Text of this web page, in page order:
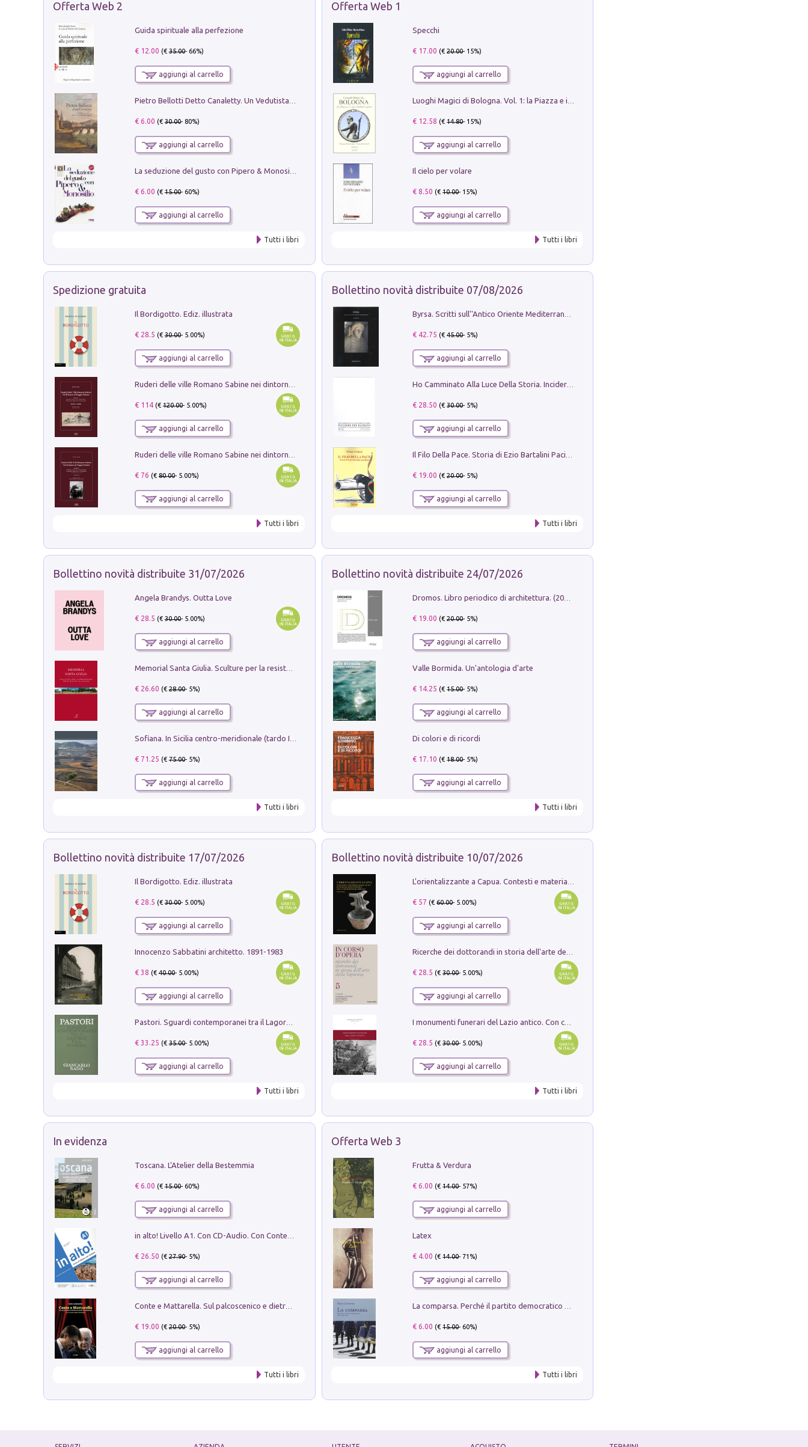
Offerta Web 2
Guida spirituale alla perfezione
€ 12.00 (€35.00- 66%)
aggiungi al carrello
€ 6.00 (€30.00- 80%)
aggiungi al carrello
€ 6.00 (€15.00- 60%)
aggiungi al carrello
Tutti i libri
Offerta Web 1
Specchi
€ 17.00 (€20.00- 15%)
aggiungi al carrello
€ 12.58 (€14.80- 15%)
aggiungi al carrello
Il cielo per volare
€ 8.50 (€10.00- 15%)
aggiungi al carrello
Tutti i libri
Spedizione gratuita
Il Bordigotto. Ediz. illustrata
€ 28.5 (€30.00- 5.00%)
aggiungi al carrello
€ 114(€120.00- 5.00%)
aggiungi al carrello
€ 76 (€80.00- 5.00%)
aggiungi al carrello
Tutti i libri
Bollettino novità distribuite 07/08/2026
€ 42.75 (€45.00- 5%)
aggiungi al carrello
€ 28.50 (€30.00- 5%)
aggiungi al carrello
€ 19.00 (€20.00- 5%)
aggiungi al carrello
Tutti i libri
Bollettino novità distribuite 31/07/2026
Angela Brandys. Outta Love
€ 28.5 (€30.00- 5.00%)
aggiungi al carrello
Memorial Santa Giulia. Sculture per la resistenza Monchio di Palagano
€ 26.60 (€28.00- 5%)
aggiungi al carrello
€ 71.25 (€75.00- 5%)
aggiungi al carrello
Tutti i libri
Bollettino novità distribuite 24/07/2026
€ 19.00 (€20.00- 5%)
aggiungi al carrello
Valle Bormida. Un'antologia d'arte
€ 14.25 (€15.00- 5%)
aggiungi al carrello
Di colori e di ricordi
€ 17.10 (€18.00- 5%)
aggiungi al carrello
Tutti i libri
Bollettino novità distribuite 17/07/2026
Il Bordigotto. Ediz. illustrata
€ 28.5 (€30.00- 5.00%)
aggiungi al carrello
Innocenzo Sabbatini architetto. 1891-1983
€ 38 (€40.00- 5.00%)
aggiungi al carrello
Pastori. Sguardi contemporanei tra il Lagorai e la pianura. Ediz. illustrata
€ 33.25 (€35.00- 5.00%)
aggiungi al carrello
Tutti i libri
Bollettino novità distribuite 10/07/2026
€ 57 (€60.00- 5.00%)
aggiungi al carrello
€ 28.5 (€30.00- 5.00%)
aggiungi al carrello
€ 28.5 (€30.00- 5.00%)
aggiungi al carrello
Tutti i libri
In evidenza
Toscana. L'Atelier della Bestemmia
€ 6.00 (€15.00- 60%)
aggiungi al carrello
€ 26.50 (€27.90- 5%)
aggiungi al carrello
Conte e Mattarella. Sul palcoscenico e dietro le quinte del Quirinale. Un racconto sulle istituzioni
€ 19.00 (€20.00- 5%)
aggiungi al carrello
Tutti i libri
Offerta Web 3
Frutta & Verdura
€ 6.00 (€14.00- 57%)
aggiungi al carrello
Latex
€ 4.00 (€14.00- 71%)
aggiungi al carrello
€ 6.00 (€15.00- 60%)
aggiungi al carrello
Tutti i libri